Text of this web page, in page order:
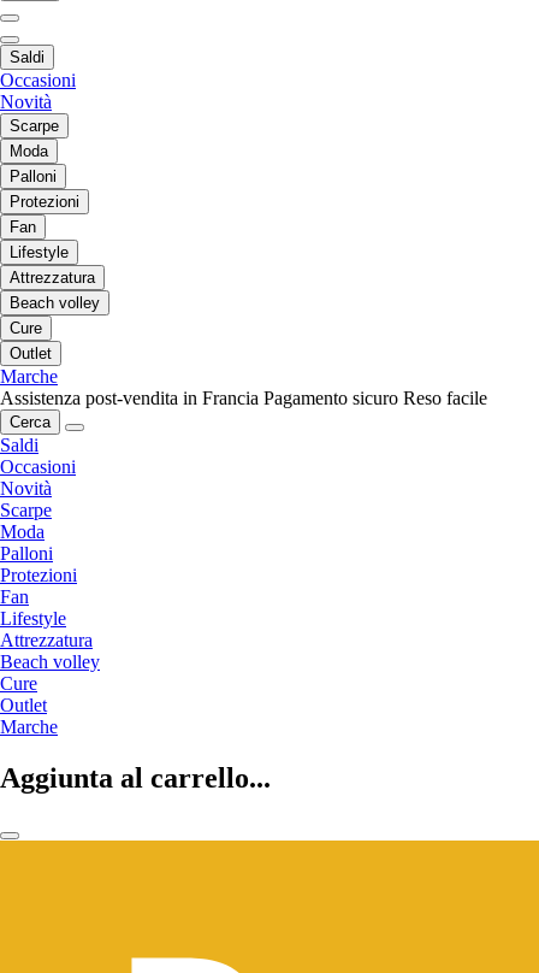
Saldi
Occasioni
Novità
Scarpe
Moda
Palloni
Protezioni
Fan
Lifestyle
Attrezzatura
Beach volley
Cure
Outlet
Marche
Assistenza post-vendita in Francia Pagamento sicuro Reso facile
Cerca
Saldi
Occasioni
Novità
Scarpe
Moda
Palloni
Protezioni
Fan
Lifestyle
Attrezzatura
Beach volley
Cure
Outlet
Marche
Aggiunta al carrello...